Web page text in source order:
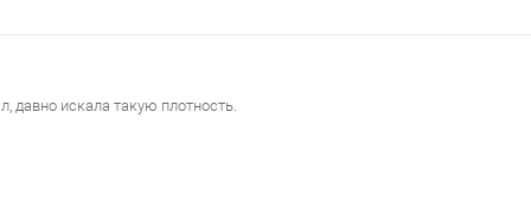
В наличии
или образец:
В избранное
давно искала такую плотность.